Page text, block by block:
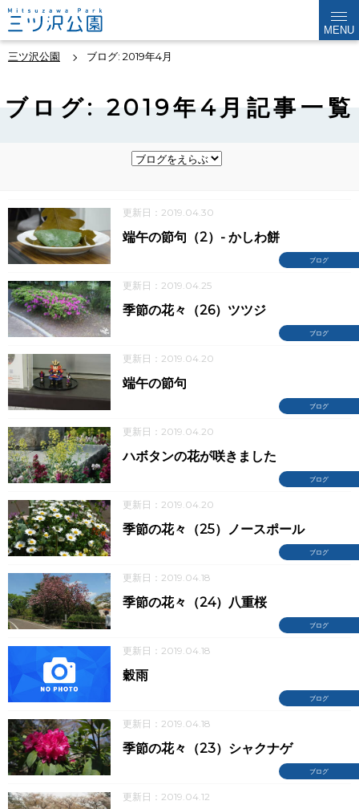
MENU
三ツ沢公園 ブログ: 2019年4月
ブログ: 2019年4月記事一覧
更新日：2019.04.30
ブログ
端午の節句（2）- かしわ餅
更新日：2019.04.25
ブログ
季節の花々（26）ツツジ
更新日：2019.04.20
ブログ
端午の節句
更新日：2019.04.20
ブログ
ハボタンの花が咲きました
更新日：2019.04.20
ブログ
季節の花々（25）ノースポール
更新日：2019.04.18
ブログ
季節の花々（24）八重桜
更新日：2019.04.18
ブログ
穀雨
更新日：2019.04.18
ブログ
季節の花々（23）シャクナゲ
更新日：2019.04.12